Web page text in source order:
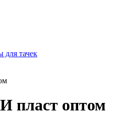
для тачек
пласт оптом